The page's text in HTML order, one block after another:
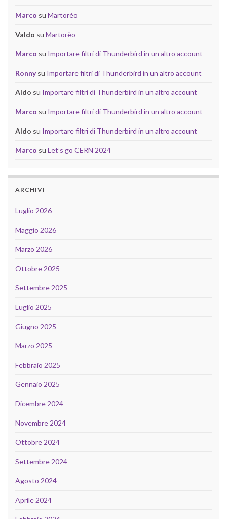
Marco su Martorèo
Valdo su Martorèo
Marco su Importare filtri di Thunderbird in un altro account
Ronnysu Importare filtri di Thunderbird in un altro account
Aldo su Importare filtri di Thunderbird in un altro account
Marco su Importare filtri di Thunderbird in un altro account
Aldo su Importare filtri di Thunderbird in un altro account
Marco su Let’s go CERN 2024
ARCHIVI
Luglio 2026
Maggio 2026
Marzo 2026
Ottobre 2025
Settembre 2025
Luglio 2025
Giugno 2025
Marzo 2025
Febbraio 2025
Gennaio 2025
Dicembre 2024
Novembre 2024
Ottobre 2024
Settembre 2024
Agosto 2024
Aprile 2024